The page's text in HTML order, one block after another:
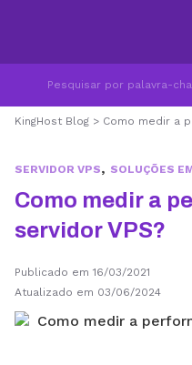
KingHost Blog > Como medir a
SERVIDOR VPS, SOLUÇÕES
Como medir a
servidor VPS?
Publicado em 16/03/2021
Atualizado em 03/06/2024